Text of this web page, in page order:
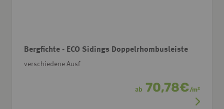
Bergfichte - ECO Sidings Doppelrhombusleiste
verschiedene Ausf
ab 70,78€/m2